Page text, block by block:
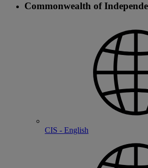
Commonwealth of
CIS - English